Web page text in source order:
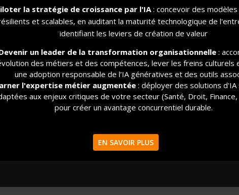
la stratégie de croissance par l'IA: concevoir des
et scalables, en auditant la maturité technologique de
identifiant les leviers de création de valeur
un leader de la transformation organisationnelle:
des métiers et des compétences, lever les freins culturels
une adoption responsable de l’IA génératives et des outils
l'expertise métier augmentée: déployer des solutions d'IA
aux enjeux critiques de votre secteur (Santé, Droit,
pour créer un avantage concurrentiel durable.
EN SAVOIR PLUS